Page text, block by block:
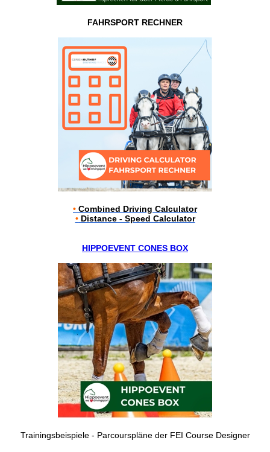
FAHRSPORT RECHNER
• Combined Driving Calculator
•Distance - Speed Calculator
HIPPOEVENT CONES BOX
Trainingsbeispiele - Parcourspläne der FEI Course Designer